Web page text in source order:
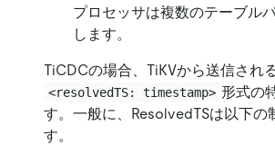
プロセッサは複数のテーブル
します。
TiCDCの場合、TiKVから送信され
<resolvedTS: timestamp> 形式の
す。一般に、ResolvedTSは以下の
す。